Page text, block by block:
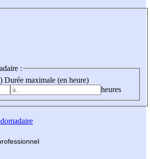
:
Durée maximale (en heure)
heures
fessionnel